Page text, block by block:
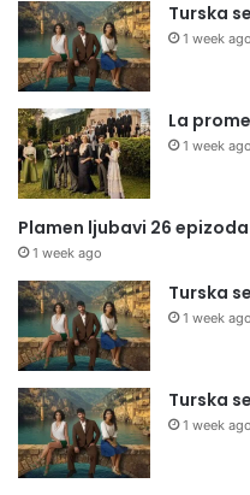
Turska
1 week ago
La
1 week ago
Plamen ljubavi 26 epizoda
1 week ago
Turska
1 week ago
Turska
1 week ago